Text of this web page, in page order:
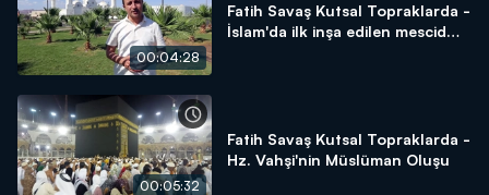
00:04:28
Fatih Savaş Kutsal Topraklarda -
İslam'da ilk inşa edilen mescid
00:05:32
Fatih Savaş Kutsal Topraklarda -
Hz. Vahşi'nin Müslüman Oluşu